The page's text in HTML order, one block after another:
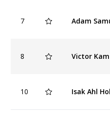
7 Adam
8 Victor
10 Isak Ahl